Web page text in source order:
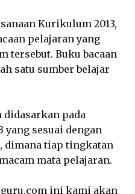
Kurikulum 2013,
pelajaran yang
tersebut. Buku bacaan
satu sumber belajar
didasarkan pada
sesuai dengan
dimana tiap tingkatan
mata pelajaran.
ini kami akan